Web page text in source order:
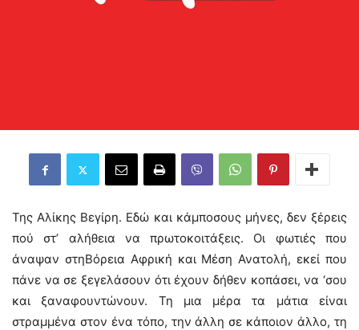
Της Αλίκης Βεγίρη. Εδώ και κάμποσους μήνες, δεν ξέρεις
πού στ’ αλήθεια να πρωτοκοιτάξεις. Οι φωτιές που
άναψαν στηΒόρεια Αφρική και Μέση Ανατολή, εκεί που
πάνε να σε ξεγελάσουν ότι έχουν δήθεν κοπάσει, να ‘σου
και ξαναφουντώνουν. Τη μια μέρα τα μάτια είναι
στραμμένα στον ένα τόπο, την άλλη σε κάποιον άλλο, τη